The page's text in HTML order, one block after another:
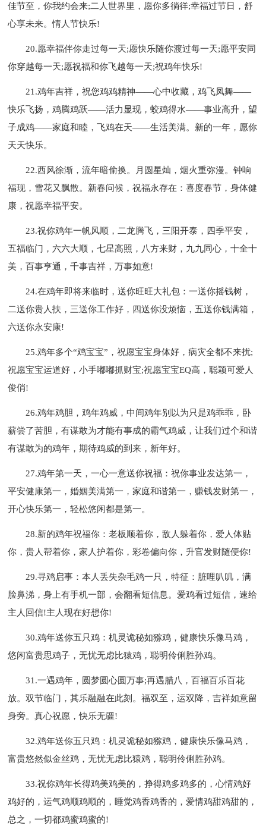
佳节至，你我约会来;二人世界里，愿你多徜徉;幸福过节日，舒
心享未来。情人节快乐!
20.愿幸福伴你走过每一天;愿快乐随你渡过每一天;愿平安同
你穿越每一天;愿祝福和你飞越每一天;祝鸡年快乐!
21.鸡年吉祥，祝您鸡鸡精神――心中收藏，鸡飞凤舞――
快乐飞扬，鸡腾鸡跃――活力显现，蛟鸡得水――事业高升，望
子成鸡――家庭和睦，飞鸡在天――生活美满。新的一年，愿你
天天快乐。
22.西风徐渐，流年暗偷换。月圆星灿，烟火重弥漫。钟响
福现，雪花又飘散。新春问候，祝福永存在：喜度春节，身体健
康，祝愿幸福平安。
23.祝你鸡年一帆风顺，二龙腾飞，三阳开泰，四季平安，
五福临门，六六大顺，七星高照，八方来财，九九同心，十全十
美，百事亨通，千事吉祥，万事如意!
24.在鸡年即将来临时，送你旺旺大礼包：一送你摇钱树，
二送你贵人扶，三送你工作好，四送你没烦恼，五送你钱满箱，
六送你永安康!
25.鸡年多个“鸡宝宝”，祝愿宝宝身体好，病灾全都不来扰;
祝愿宝宝运道好，小手嘟嘟抓财宝;祝愿宝宝EQ高，聪颖可爱人
俊俏!
26.鸡年鸡胆，鸡年鸡威，中间鸡年别以为只是鸡乖乖，卧
薪尝了苦胆，有谋敢为才能有事成的霸气鸡威，让我们过个和谐
有谋敢为的鸡年，期待鸡威的到来，新年好。
27.鸡年第一天，一心一意送你祝福：祝你事业发达第一，
平安健康第一，婚姻美满第一，家庭和谐第一，赚钱发财第一，
开心快乐第一，轻松悠闲都是第一。
28.新的鸡年祝福你：老板顺着你，敌人躲着你，爱人体贴
你，贵人帮着你，家人护着你，彩卷偏向你，升官发财随便你!
29.寻鸡启事：本人丢失杂毛鸡一只，特征：脏哩叭叽，满
脸鼻涕，身上有手机一部，会翻看短信息。爱鸡看过短信，速给
主人回信!主人现在好想你!
30.鸡年送你五只鸡：机灵诡秘如猕鸡，健康快乐像马鸡，
悠闲富贵思鸡子，无忧无虑比猿鸡，聪明伶俐胜孙鸡。
31.一遇鸡年，圆梦圆心圆万事;再遇腊八，百福百乐百花
放。双节临门，其乐融融在此刻。福双至，运双降，吉祥如意留
身旁。真心祝愿，快乐无疆!
32.鸡年送你五只鸡：机灵诡秘如猕鸡，健康快乐像马鸡，
富贵悠然似金丝鸡，无忧无虑比猿鸡，聪明伶俐胜孙鸡。
33.祝你鸡年长得鸡美鸡美的，挣得鸡多鸡多的，心情鸡好
鸡好的，运气鸡顺鸡顺的，睡觉鸡香鸡香的，爱情鸡甜鸡甜的，
总之，一切都鸡蜜鸡蜜的!